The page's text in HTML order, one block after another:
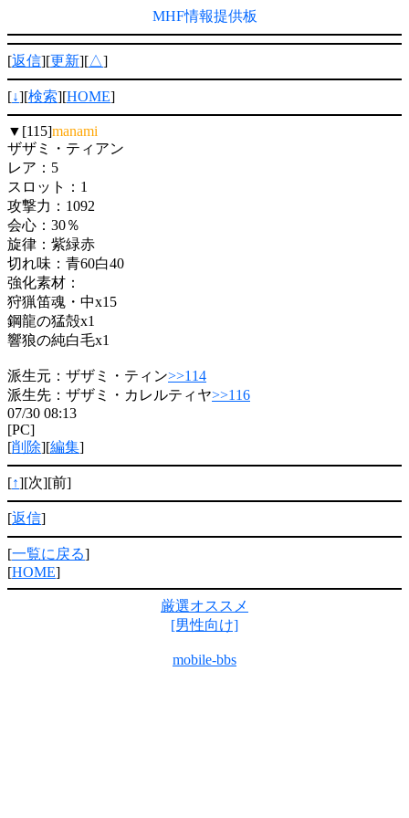
MHF情報提供板
[返信][更新][△]
[↓][検索][HOME]
▼[115]manami
ザザミ・ティアン
レア：5
スロット：1
攻撃力：1092
会心：30％
旋律：紫緑赤
切れ味：青60白40
強化素材：
狩猟笛魂・中x15
鋼龍の猛殻x1
響狼の純白毛x1
派生元：ザザミ・ティン>>114
派生先：ザザミ・カレルティヤ>>116
07/30 08:13
[PC]
[削除][編集]
[↑][次][前]
[返信]
[一覧に戻る]
[HOME]
厳選オススメ
[男性向け]
mobile-bbs